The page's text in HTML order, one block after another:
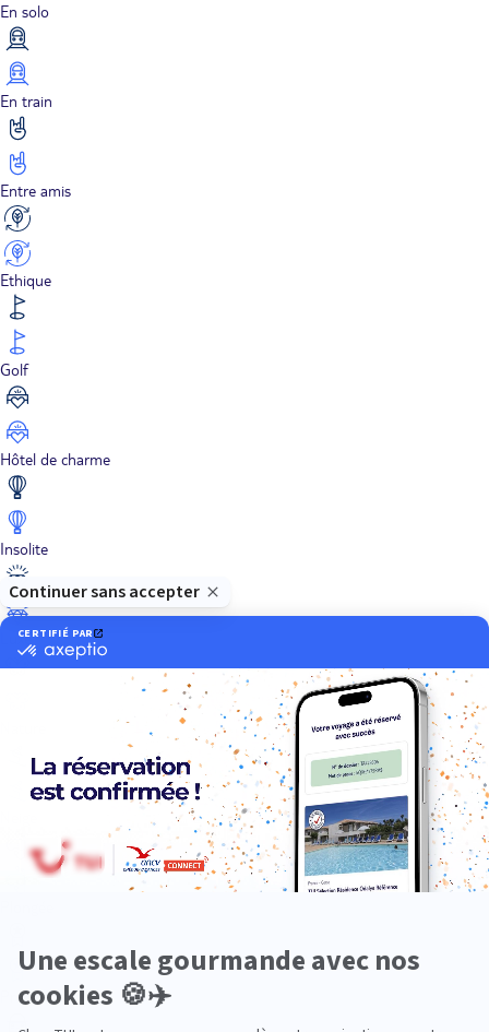
En solo
En train
Entre amis
Ethique
Golf
Hôtel de charme
Insolite
Luxe
Premium